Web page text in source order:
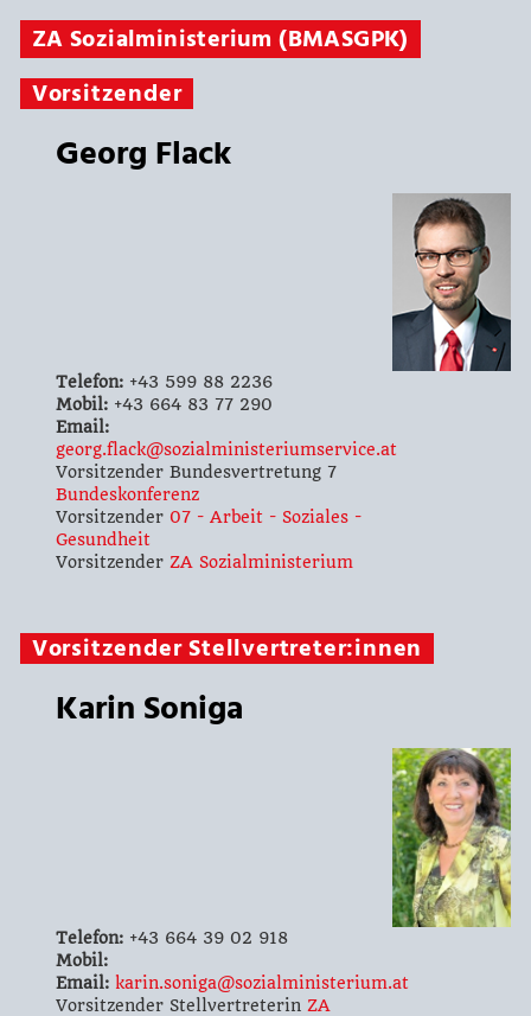
ZA Sozialministerium (BMASGPK)
Vorsitzender
Georg Flack
Telefon:+43 599 88 2236
Mobil:+43 664 83 77 290
Email:
georg.flack@sozialministeriumservice.at
Vorsitzender Bundesvertretung 7
Bundeskonferenz
Vorsitzender 07 - Arbeit - Soziales -
Gesundheit
Vorsitzender ZA Sozialministerium
Vorsitzender Stellvertreter:innen
Karin Soniga
Telefon:+43 664 39 02 918
Mobil:
Email: karin.soniga@sozialministerium.at
Vorsitzender Stellvertreterin ZA